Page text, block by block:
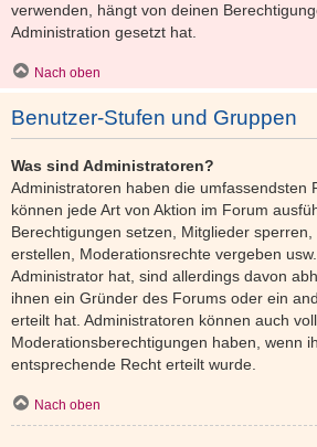
verwenden, hängt von deinen
Administration gesetzt hat.
Nach oben
Benutzer-Stufen und Gruppen
Was sind Administratoren?
Administratoren haben die umfassendsten
können jede Art von Aktion im Forum
Berechtigungen setzen, Mitglieder
erstellen, Moderationsrechte vergeben
Administrator hat, sind allerdings davon
ihnen ein Gründer des Forums oder ein
erteilt hat. Administratoren können auch
Moderationsberechtigungen haben, wenn
entsprechende Recht erteilt wurde.
Nach oben